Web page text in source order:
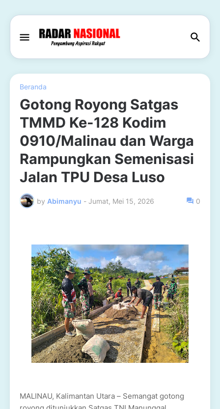
Beranda
Gotong Royong Satgas
TMMD Ke-128 Kodim
0910/Malinau dan Warga
Rampungkan Semenisasi
Jalan TPU Desa Luso
by Abimanyu - Jumat, Mei 15, 2026 0
MALINAU, Kalimantan Utara – Semangat gotong